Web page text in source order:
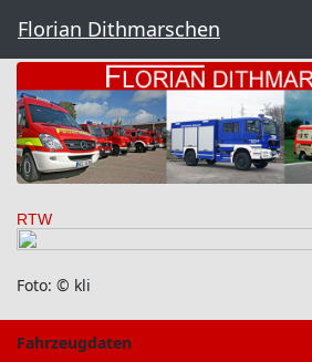
Florian Dithmarschen
RTW
Foto: © kli
Fahrzeugdaten